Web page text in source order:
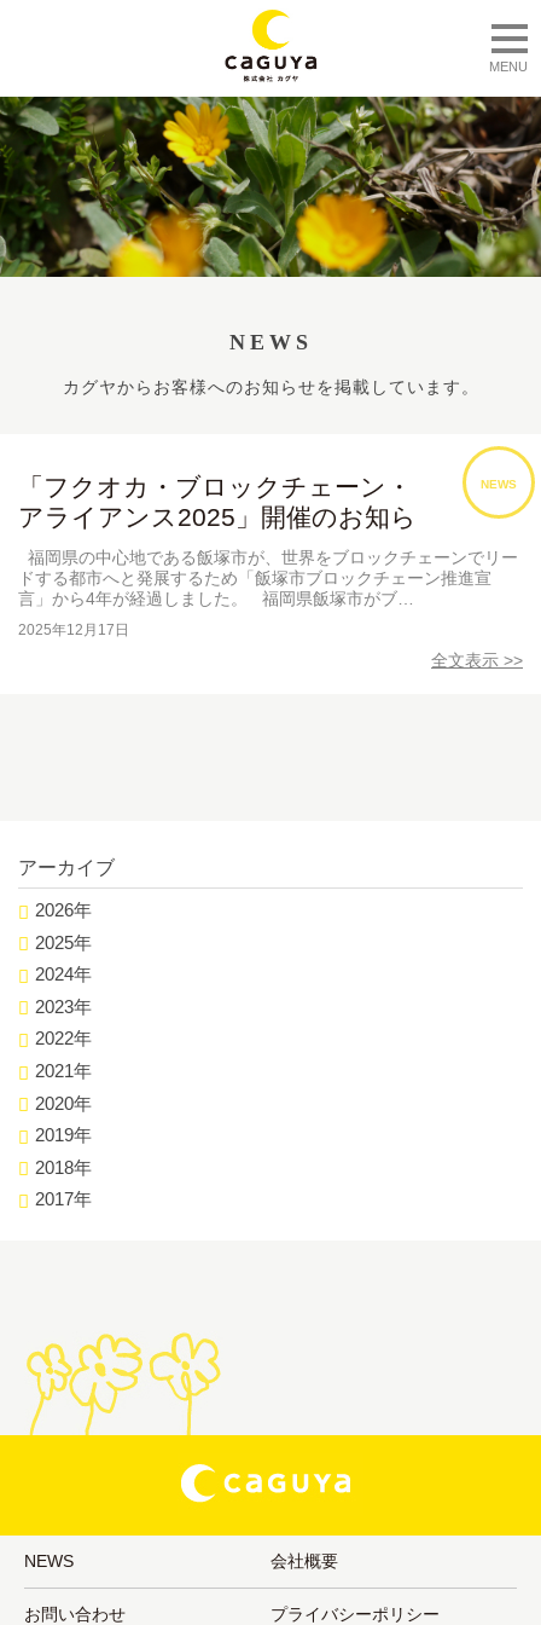
MENU
NEWS
カグヤからお客様へのお知らせを掲載しています。
NEWS
「フクオカ・ブロックチェーン・
アライアンス2025」開催のお知ら
せ
福岡県の中心地である飯塚市が、世界をブロックチェーンでリー
ドする都市へと発展するため「飯塚市ブロックチェーン推進宣
言」から4年が経過しました。 福岡県飯塚市がブ…
2025年12月17日
全文表示 >>
アーカイブ
2026年
2025年
2024年
2023年
2022年
2021年
2020年
2019年
2018年
2017年
NEWS 会社概要
お問い合わせ プライバシーポリシー